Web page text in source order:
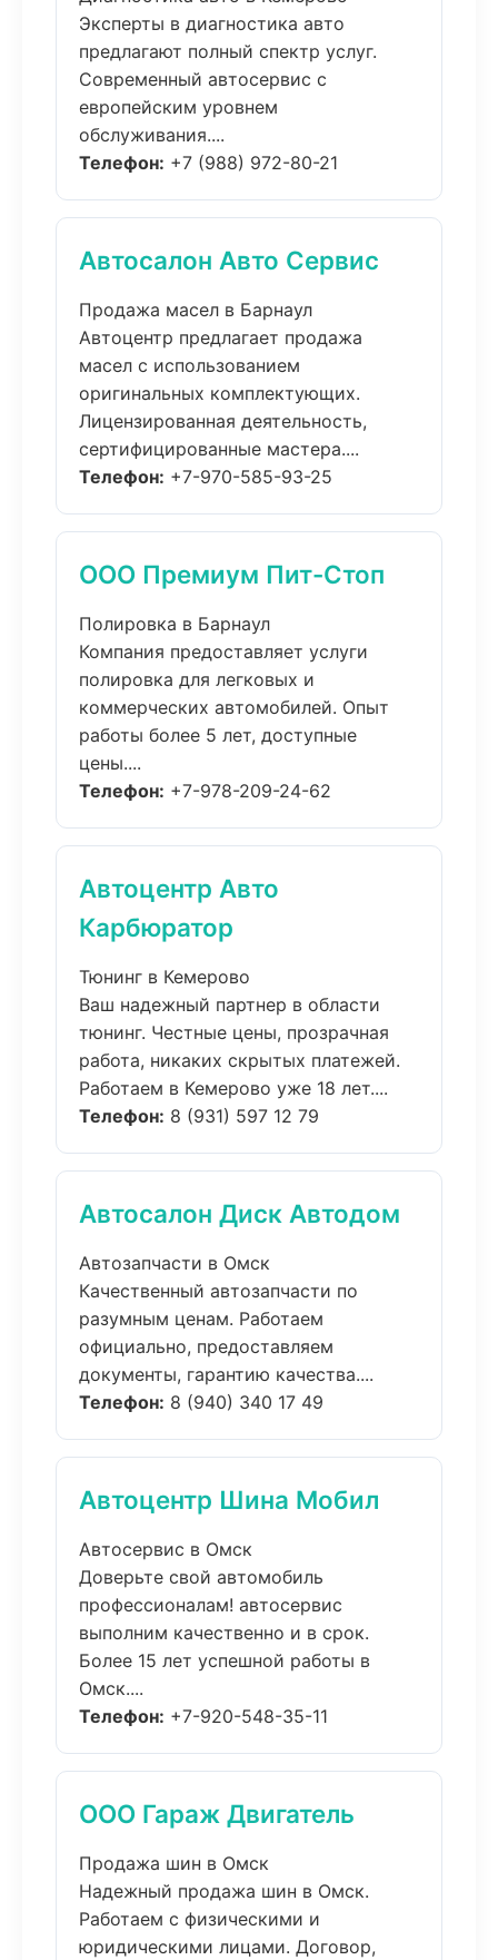
Эксперты в диагностика авто
предлагают полный спектр услуг.
Современный автосервис с
европейским уровнем
обслуживания....
Телефон: +7 (988) 972-80-21
Автосалон Авто Сервис
Продажа масел в Барнаул
Автоцентр предлагает продажа
масел с использованием
оригинальных комплектующих.
Лицензированная деятельность,
сертифицированные мастера....
Телефон: +7-970-585-93-25
ООО Премиум Пит-Стоп
Полировка в Барнаул
Компания предоставляет услуги
полировка для легковых и
коммерческих автомобилей. Опыт
работы более 5 лет, доступные
цены....
Телефон: +7-978-209-24-62
Автоцентр Авто
Карбюратор
Тюнинг в Кемерово
Ваш надежный партнер в области
тюнинг. Честные цены, прозрачная
работа, никаких скрытых платежей.
Работаем в Кемерово уже 18 лет....
Телефон: 8 (931) 597 12 79
Автосалон Диск Автодом
Автозапчасти в Омск
Качественный автозапчасти по
разумным ценам. Работаем
официально, предоставляем
документы, гарантию качества....
Телефон: 8 (940) 340 17 49
Автоцентр Шина Мобил
Автосервис в Омск
Доверьте свой автомобиль
профессионалам! автосервис
выполним качественно и в срок.
Более 15 лет успешной работы в
Омск....
Телефон: +7-920-548-35-11
ООО Гараж Двигатель
Продажа шин в Омск
Надежный продажа шин в Омск.
Работаем с физическими и
юридическими лицами. Договор,